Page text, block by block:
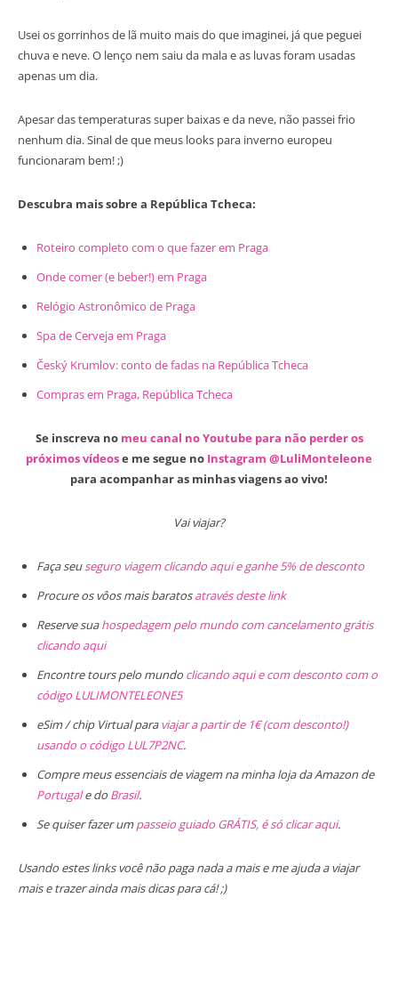
Usei os gorrinhos de lã muito mais do que imaginei, já que peguei
chuva e neve. O lenço nem saiu da mala e as luvas foram usadas
apenas um dia.
Apesar das temperaturas super baixas e da neve, não passei frio
nenhum dia. Sinal de que meus looks para inverno europeu
funcionaram bem! ;)
Descubra mais sobre a República Tcheca:
Roteiro completo com o que fazer em Praga
Onde comer (e beber!) em Praga
Relógio Astronômico de Praga
Spa de Cerveja em Praga
Český Krumlov: conto de fadas na República Tcheca
Compras em Praga, República Tcheca
Se inscreva no meu canal no Youtube para não perder os
próximos vídeose me segue no Instagram @LuliMonteleone
para acompanhar as minhas viagens ao vivo!
Vai viajar?
Faça seu seguro viagem clicando aqui e ganhe 5% de desconto
Procure os vôos mais baratosatravés deste link
Reserve suahospedagem pelo mundo com cancelamento grátis
clicando aqui
Encontre tours pelo mundo clicando aqui e com desconto com o
código LULIMONTELEONE5
eSim / chip Virtual paraviajar a partir de 1€ (com desconto!)
usando o código LUL7P2NC.
Compre meus essenciais de viagem na minha loja da Amazon de
Portugale do Brasil.
Se quiser fazer umpasseio guiado GRÁTIS, é só clicar aqui.
Usando estes links você não paga nada a mais e me ajuda a viajar
mais e trazer ainda mais dicas para cá! ;)